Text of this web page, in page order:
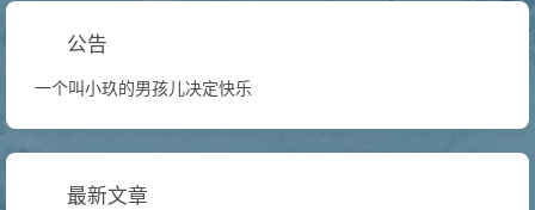
公告
一个叫小玖的男孩儿决定快乐
最新文章